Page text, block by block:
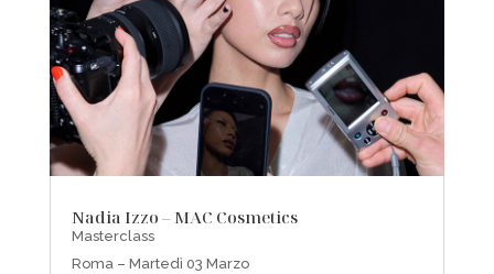
Nadia Izzo – MAC Cosmetics
Masterclass
Roma – Martedì 03 Marzo